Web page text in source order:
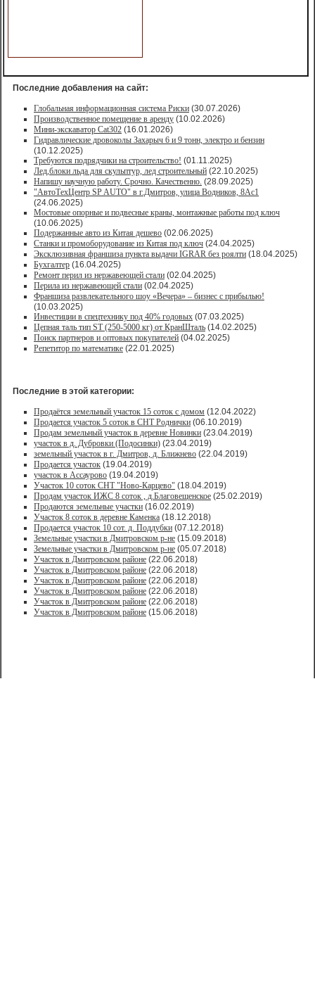
Последние добавления на сайт:
Глобальная информационная система Риски (30.07.2026)
Производственное помещение в аренду (10.02.2026)
Мини-экскаватор Cat302 (16.01.2026)
Гидравлические дровоколы Захарыч 6 и 9 тонн, электро и бензин
(10.12.2025)
Требуются подрядчики на строительство! (01.11.2025)
Лед,блоки льда для скульптур, лед строительный (22.10.2025)
Напишу научную работу. Срочно. Качественно. (28.09.2025)
"АвтоТехЦентр SP AUTO" в г.Дмитров, улица Водников, 8Ас1
(24.06.2025)
Мостовые опорные и подвесные краны, монтажные работы под ключ
(10.06.2025)
Подержанные авто из Китая дешево (02.06.2025)
Станки и промоборудование из Китая под ключ (24.04.2025)
Эксклюзивная франшиза пункта выдачи IGRAR без роялти (18.04.2025)
Бухгалтер (16.04.2025)
Ремонт перил из нержавеющей стали (02.04.2025)
Перила из нержавеющей стали (02.04.2025)
Франшиза развлекательного шоу «Вечера» – бизнес с прибылью!
(10.03.2025)
Инвестиции в спецтехнику под 40% годовых (07.03.2025)
Цепная таль тип ST (250-5000 кг) от КранШталь (14.02.2025)
Поиск партнеров и оптовых покупателей (04.02.2025)
Репетитор по математике (22.01.2025)
Последние в этой категории:
Продаётся земельный участок 15 соток с домом (12.04.2022)
Продается участок 5 соток в СНТ Роднички (06.10.2019)
Продам земельный участок в деревне Новинки (23.04.2019)
участок в д. Дубровки (Подосинки) (23.04.2019)
земельный участок в г. Дмитров, д. Ближнево (22.04.2019)
Продается участок (19.04.2019)
участок в Ассаурово (19.04.2019)
Участок 10 соток СНТ "Ново-Карцево" (18.04.2019)
Продам участок ИЖС 8 соток , д.Благовещенское (25.02.2019)
Продаются земельные участки (16.02.2019)
Участок 8 соток в деревне Каменка (18.12.2018)
Продается участок 10 сот. д. Поддубки (07.12.2018)
Земельные участки в Дмитровском р-не (15.09.2018)
Земельные участки в Дмитровском р-не (05.07.2018)
Участок в Дмитровском районе (22.06.2018)
Участок в Дмитровском районе (22.06.2018)
Участок в Дмитровском районе (22.06.2018)
Участок в Дмитровском районе (22.06.2018)
Участок в Дмитровском районе (22.06.2018)
Участок в Дмитровском районе (15.06.2018)